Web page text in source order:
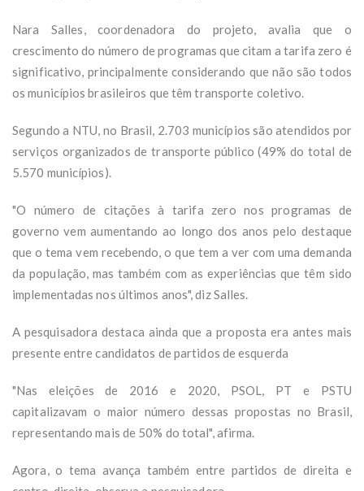
Nara Salles, coordenadora do projeto, avalia que o
crescimento do número de programas que citam a tarifa zero é
significativo, principalmente considerando que não são todos
os municípios brasileiros que têm transporte coletivo.
Segundo a NTU, no Brasil, 2.703 municípios são atendidos por
serviços organizados de transporte público (49% do total de
5.570 municípios).
"O número de citações à tarifa zero nos programas de
governo vem aumentando ao longo dos anos pelo destaque
que o tema vem recebendo, o que tem a ver com uma demanda
da população, mas também com as experiências que têm sido
implementadas nos últimos anos", diz Salles.
A pesquisadora destaca ainda que a proposta era antes mais
presente entre candidatos de partidos de esquerda
"Nas eleições de 2016 e 2020, PSOL, PT e PSTU
capitalizavam o maior número dessas propostas no Brasil,
representando mais de 50% do total", afirma.
Agora, o tema avança também entre partidos de direita e